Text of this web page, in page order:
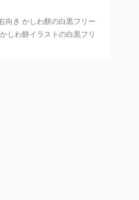
き かしわ餅の白黒フリー
しわ餅イラストの白黒フリ